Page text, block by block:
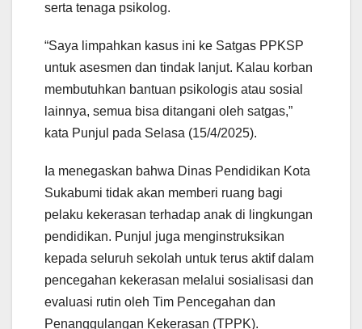
serta tenaga psikolog.
“Saya limpahkan kasus ini ke Satgas PPKSP
untuk asesmen dan tindak lanjut. Kalau korban
membutuhkan bantuan psikologis atau sosial
lainnya, semua bisa ditangani oleh satgas,”
kata Punjul pada Selasa (15/4/2025).
Ia menegaskan bahwa Dinas Pendidikan Kota
Sukabumi tidak akan memberi ruang bagi
pelaku kekerasan terhadap anak di lingkungan
pendidikan. Punjul juga menginstruksikan
kepada seluruh sekolah untuk terus aktif dalam
pencegahan kekerasan melalui sosialisasi dan
evaluasi rutin oleh Tim Pencegahan dan
Penanggulangan Kekerasan (TPPK).